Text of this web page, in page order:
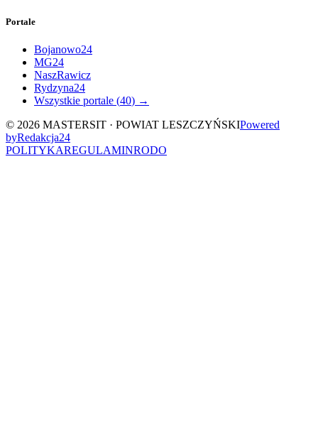
Portale
Bojanowo24
MG24
NaszRawicz
Rydzyna24
Wszystkie portale (40) →
© 2026 MASTERSIT · POWIAT LESZCZYŃSKIPowered
byRedakcja24
POLITYKAREGULAMINRODO